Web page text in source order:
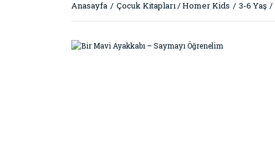
Anasayfa Çocuk Kitapları / Homer Kids 3-6 Yaş